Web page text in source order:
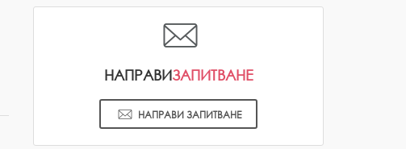
НАПРАВИЗАПИТВАНЕ
НАПРАВИ ЗАПИТВАНЕ